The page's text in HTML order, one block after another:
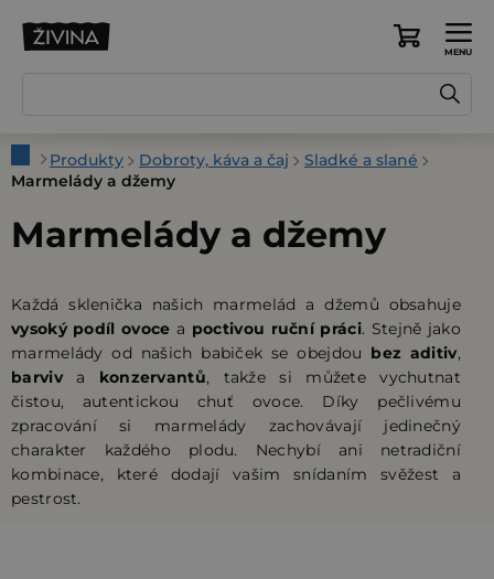
Nákupní
DomůProdukty Dobroty, káva a čaj
Sladké a slané
Marmelády a džemy
Marmelády a džemy
Každá sklenička našich marmelád a džemů obsahuje
vysoký podíl ovoce a poctivou ruční práci. Stejně jako
marmelády od našich babiček se obejdou bez aditiv,
barviva konzervantů, takže si můžete vychutnat
čistou, autentickou chuť ovoce. Díky pečlivému
zpracování si marmelády zachovávají jedinečný
charakter každého plodu. Nechybí ani netradiční
kombinace, které dodají vašim snídaním svěžest a
pestrost.